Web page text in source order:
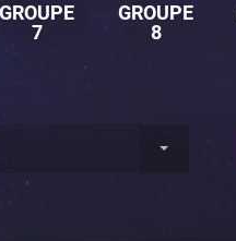
GROUPE
7
GROUPE
8